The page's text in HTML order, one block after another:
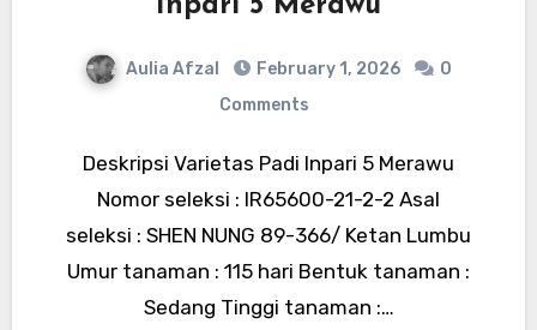
Aulia Afzal February 1, 2026
0
Comments
Deskripsi Varietas Padi Inpari 5 Merawu
Nomor seleksi : IR65600-21-2-2 Asal
seleksi : SHEN NUNG 89-366/ Ketan Lumbu
Umur tanaman : 115 hari Bentuk tanaman :
Sedang Tinggi tanaman :…